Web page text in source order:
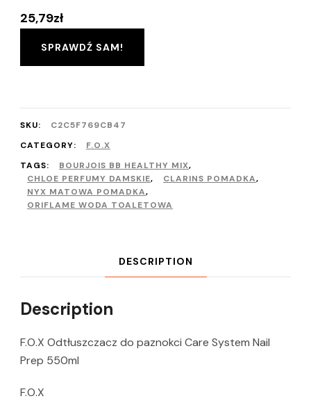
25,79zł
SPRAWDŹ SAM!
SKU:
C2C5F769CB47
CATEGORY:
F.O.X
TAGS:
BOURJOIS BB HEALTHY MIX,
CHLOE PERFUMY DAMSKIE, CLARINS POMADKA,
NYX MATOWA POMADKA,
ORIFLAME WODA TOALETOWA
DESCRIPTION
Description
F.O.X Odtłuszczacz do paznokci Care System Nail
Prep 550ml
F.O.X